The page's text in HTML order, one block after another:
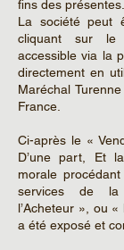
fins des présentes.
La société peut
cliquant sur le
accessible via la
directement en
Maréchal
France.
Ci-après le «
D’une part, Et
morale
services de la
l’Acheteur », ou
a été exposé et